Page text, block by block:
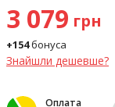
3 079 грн
+154бонуса
Знайшли дешевше?
Оплата